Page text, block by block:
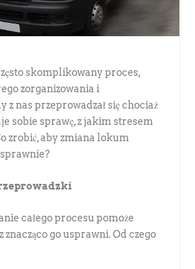
skomplikowany proces,
zorganizowania i
z nas przeprowadzał się chociaż
sobie sprawę, z jakim stresem
zrobić, aby zmiana lokum
całego procesu pomoże
znacząco go usprawni. Od czego